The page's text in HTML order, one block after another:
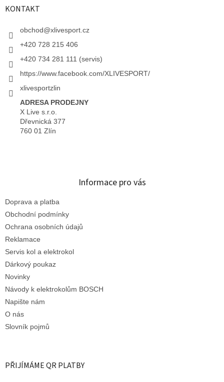
KONTAKT
obchod@xlivesport.cz
+420 728 215 406
+420 734 281 111 (servis)
https://www.facebook.com/XLIVESPORT/
xlivesportzlin
ADRESA PRODEJNY
X Live s.r.o.
Dřevnická 377
760 01 Zlín
Informace pro vás
Doprava a platba
Obchodní podmínky
Ochrana osobních údajů
Reklamace
Servis kol a elektrokol
Dárkový poukaz
Novinky
Návody k elektrokolům BOSCH
Napište nám
O nás
Slovník pojmů
PŘIJÍMÁME QR PLATBY